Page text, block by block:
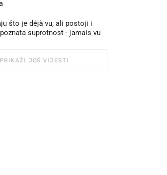
što je déjà vu, ali postoji i
suprotnost - jamais vu
PRIKAŽI JOŠ VIJESTI